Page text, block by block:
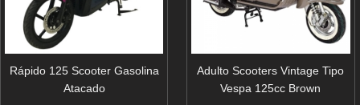
Rápido 125 Scooter Gasolina
Atacado
Adulto Scooters Vintage Tipo
Vespa 125cc Brown